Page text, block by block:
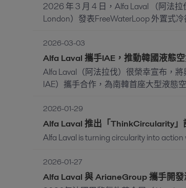
2026 年 3 月 4 日，Alfa Laval （阿法
London）發表FreeWaterLoop 外置式
2026-03-03
Alfa Laval 攜手IAE，推動韓國液態
Alfa Laval（阿法拉伐）很榮幸宣布，
IAE）攜手合作，為南韓首座大型液態
2026-01-29
Alfa Laval 推出「ThinkCircularity
Alfa Laval is turning circularity into
2026-01-27
Alfa Laval 與 ArianeGroup 攜手開